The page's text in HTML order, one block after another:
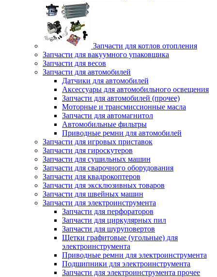
Запчасти для котлов отопления
Запчасти для вакуумного упаковщика
Запчасти для весов
Запчасти для автомобилей
Датчики для автомобилей
Аксессуары для автомобильного освещения
Запчасти для автомобилей (прочее)
Моторные и трансмиссионные масла
Запчасти для автомагнитол
Автомобильные фильтры
Приводные ремни для автомобилей
Запчасти для игровых приставок
Запчасти для гироскутеров
Запчасти для сушильных машин
Запчасти для сварочного оборудования
Запчасти для квадрокоптеров
Запчасти для эксклюзивных товаров
Запчасти для швейных машин
Запчасти для электроинструмента
Запчасти для перфораторов
Запчасти для циркулярных пил
Запчасти для шуруповертов
Щетки графитовые (угольные) для
электроинструмента
Приводные ремни для электроинструмента
Подшипники для электроинструмента
Запчасти для электроинструмента прочее